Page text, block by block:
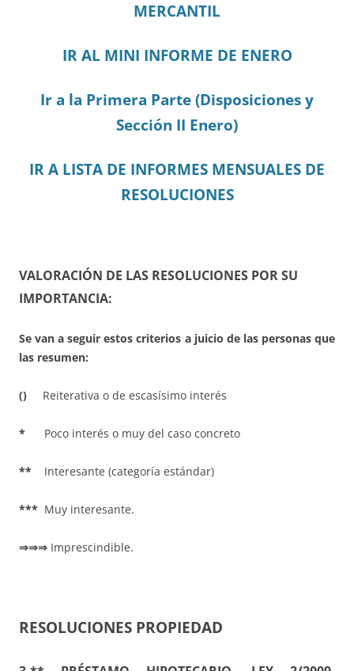
MERCANTIL
IR AL MINI INFORME DE ENERO
Ir a la Primera Parte (Disposiciones y
Sección II Enero)
IR A LISTA DE INFORMES MENSUALES DE
RESOLUCIONES
VALORACIÓN DE LAS RESOLUCIONES POR SU
IMPORTANCIA:
Se van a seguir estos criterios a juicio de las personas que
las resumen:
() Reiterativa o de escasísimo interés
* Poco interés o muy del caso concreto
** Interesante (categoría estándar)
*** Muy interesante.
⇒⇒⇒ Imprescindible.
RESOLUCIONES PROPIEDAD